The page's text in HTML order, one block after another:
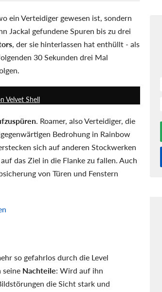
ein Verteidiger gewesen ist, sondern
Jackal gefundene Spuren bis zu drei
, der sie hinterlassen hat enthüllt - als
30 Sekunden drei Mal
Velvet Shell
. Roamer, also Verteidiger, die
Bedrohung in Rainbow
sich auf anderen Stockwerken
das Ziel in die Flanke zu fallen. Auch
von Türen und Fenstern
so gefahrlos durch die Level
seine Nachteile: Wird auf ihn
die Sicht stark und